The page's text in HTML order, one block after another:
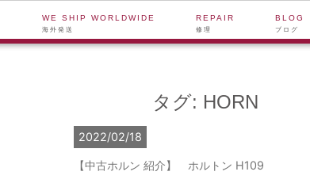
WE SHIP WORLDWIDE
海外発送
REPAIR
修理
BLOG
ブログ
タグ: HORN
2022/02/18
【中古ホルン 紹介】 ホルトン H109